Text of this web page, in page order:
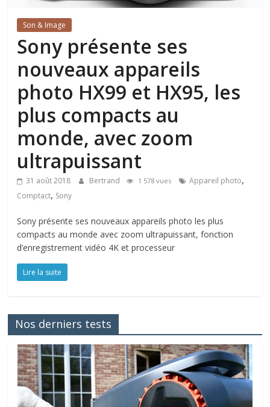
Son & Image
Sony présente ses
nouveaux appareils
photo HX99 et HX95, les
plus compacts au
monde, avec zoom
ultrapuissant
31 août 2018 Bertrand 1 578 vues Appareil photo,
Comptact, Sony
Sony présente ses nouveaux appareils photo les plus
compacts au monde avec zoom ultrapuissant, fonction
d’enregistrement vidéo 4K et processeur
Lire la suite
Nos derniers tests